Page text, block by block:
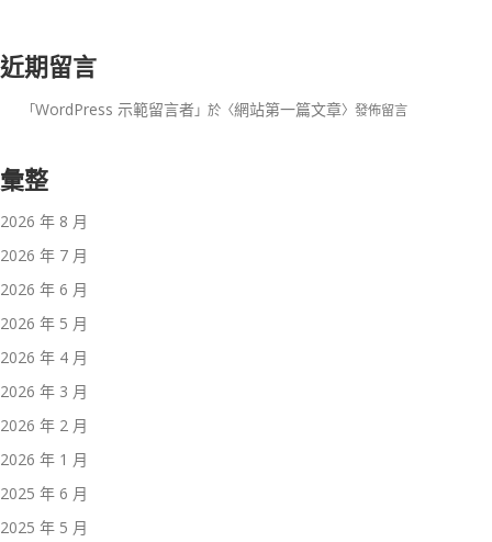
近期留言
「WordPress 示範留言者」於〈網站第一篇文章〉發佈留言
彙整
2026 年 8 月
2026 年 7 月
2026 年 6 月
2026 年 5 月
2026 年 4 月
2026 年 3 月
2026 年 2 月
2026 年 1 月
2025 年 6 月
2025 年 5 月